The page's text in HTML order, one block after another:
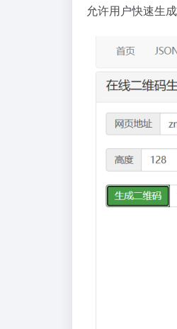
允许用户快速生